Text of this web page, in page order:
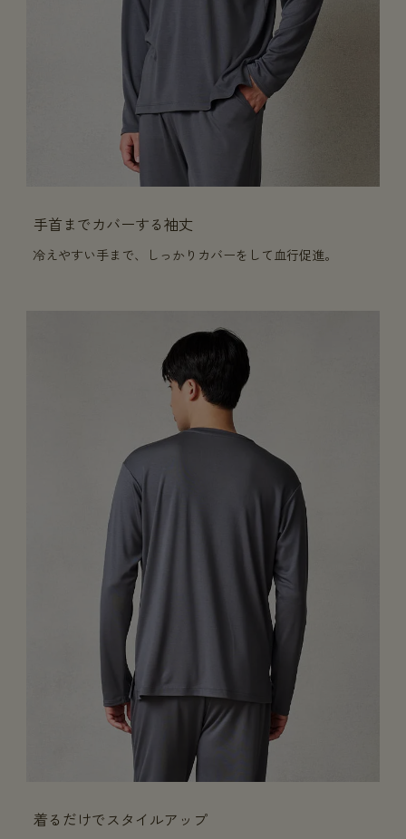
手首までカバーする袖丈
冷えやすい手まで、しっかりカバーをして血行促進。
着るだけでスタイルアップ